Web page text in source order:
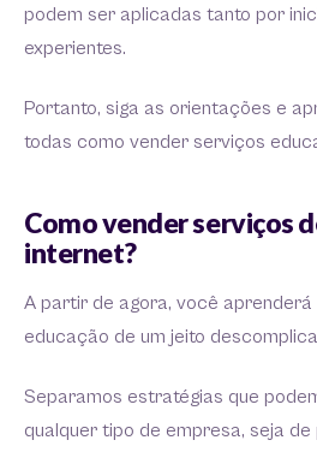
podem ser aplicadas tanto por
experientes.
Portanto, siga as orientações e
todas como vender serviços
Como vender serviços
internet?
A partir de agora, você
educação de um jeito
Separamos estratégias que
qualquer tipo de empresa, seja de